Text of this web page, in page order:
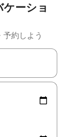
ーショ
約しよう
使って移動するか